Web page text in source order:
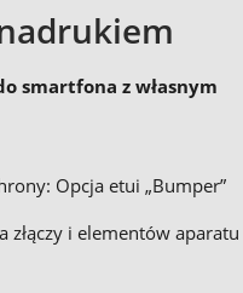
smartfona z własnym
Opcja etui „Bumper”
złączy i elementów aparatu